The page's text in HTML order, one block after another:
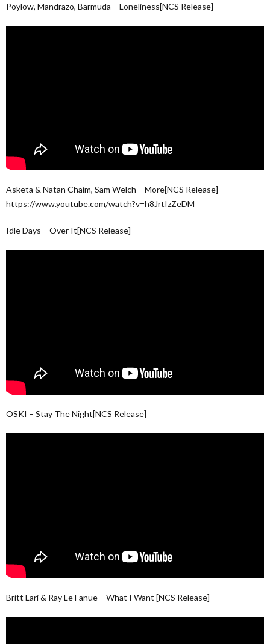
Poylow, Mandrazo, Barmuda – Loneliness[NCS Release]
Asketa & Natan Chaim, Sam Welch – More[NCS Release]
https://www.youtube.com/watch?v=h8JrtIzZeDM
Idle Days – Over It[NCS Release]
OSKI – Stay The Night[NCS Release]
Britt Lari & Ray Le Fanue – What I Want [NCS Release]